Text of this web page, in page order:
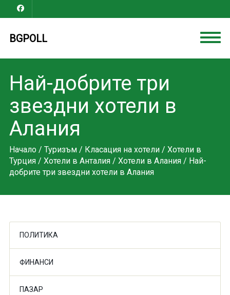
BGPOLL
Най-добрите три
звездни хотели в
Алания
Начало/ Туризъм/ Класация на хотели/ Хотели в
Турция/ Хотели в Анталия/ Хотели в Алания/ Най-
добрите три звездни хотели в Алания
ПОЛИТИКА
ФИНАНСИ
ПАЗАР